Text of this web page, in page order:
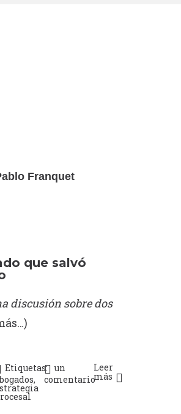
Franquet
que salvó
discusión sobre dos
Etiquetas:
,
un
comentario
Leer
más